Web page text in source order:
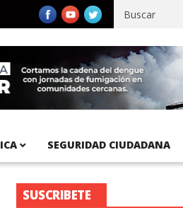
Aeropuerto Internacional de El
SEGURIDAD CIUDADANA
SUSCRIBETE